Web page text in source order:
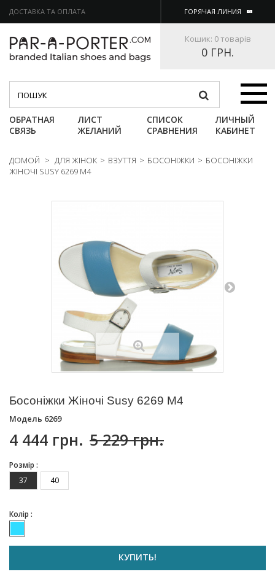
ДОСТАВКА ТА ОПЛАТА ГОРЯЧАЯ ЛИНИЯ
Кошик: 0 товарів
0 ГРН.
Категории
ОБРАТНАЯ
СВЯЗЬ
ЛИСТ
ЖЕЛАНИЙ
СПИСОК
СРАВНЕНИЯ
ЛИЧНЫЙ
КАБИНЕТ
ДОМОЙ > ДЛЯ ЖІНОК > ВЗУТТЯ > БОСОНІЖКИ > БОСОНІЖКИ
ЖІНОЧІ SUSY 6269 M4
Босоніжки Жіночі Susy 6269 M4
Модель 6269
4 444 грн. 5 229 грн.
Розмір :
37
40
Колір :
КУПИТЬ!